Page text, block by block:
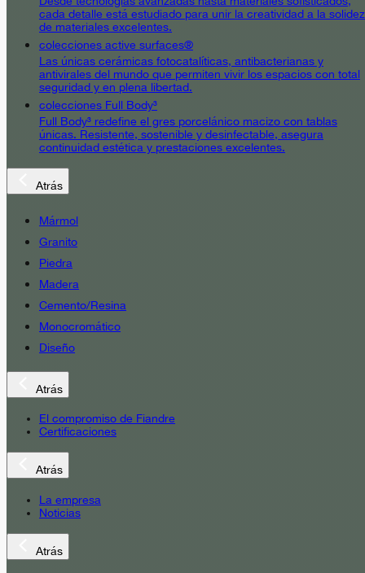
cada detalle está estudiado para unir la creatividad a la solidez
de materiales excelentes.
colecciones active surfaces®
Las únicas cerámicas fotocatalíticas, antibacterianas y
antivirales del mundo que permiten vivir los espacios con total
seguridad y en plena libertad.
colecciones Full Body³
Full Body³ redefine el gres porcelánico macizo con tablas
únicas. Resistente, sostenible y desinfectable, asegura
continuidad estética y prestaciones excelentes.
Atrás
Mármol
Granito
Piedra
Madera
Cemento/Resina
Monocromático
Diseño
Atrás
El compromiso de Fiandre
Certificaciones
Atrás
La empresa
Noticias
Atrás